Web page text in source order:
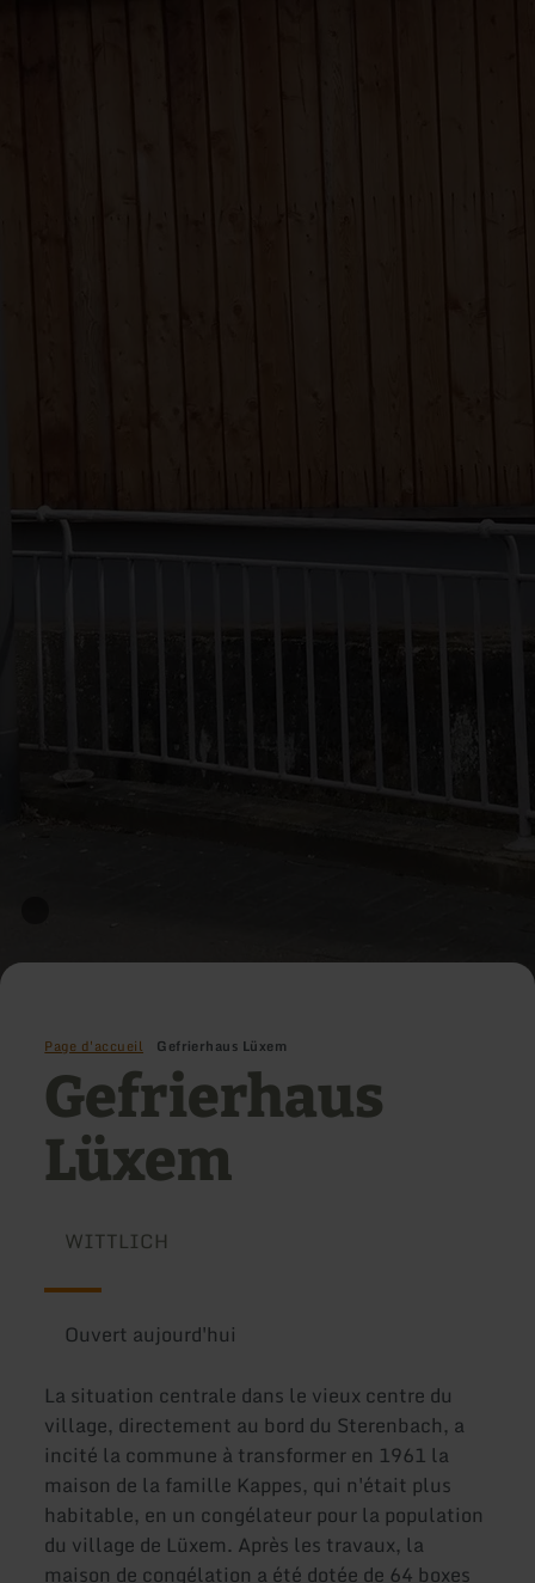
Page d'accueil Gefrierhaus Lüxem
Gefrierhaus
Lüxem
WITTLICH
Ouvert aujourd'hui
La situation centrale dans le vieux centre du
village, directement au bord du Sterenbach, a
incité la commune à transformer en 1961 la
maison de la famille Kappes, qui n'était plus
habitable, en un congélateur pour la population
du village de Lüxem. Après les travaux, la
maison de congélation a été dotée de 64 boxes